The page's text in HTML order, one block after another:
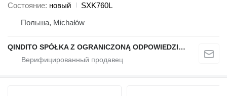
Состояние новый
SXK760L
Польша, Michałów
QINDITO SPÓŁKA Z OGRANICZONĄ ODPOWIEDZIALNOŚCIĄ